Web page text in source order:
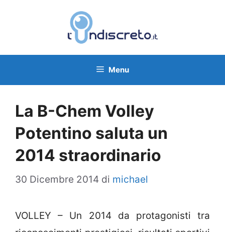
Menu
La B-Chem Volley
Potentino saluta un
2014 straordinario
30 Dicembre 2014 di michael
VOLLEY – Un 2014 da protagonisti tra